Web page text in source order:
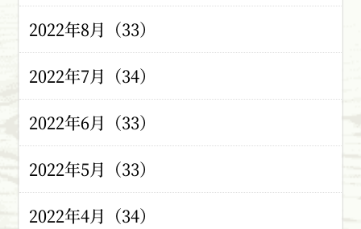
2022年8月（33）
2022年7月（34）
2022年6月（33）
2022年5月（33）
2022年4月（34）